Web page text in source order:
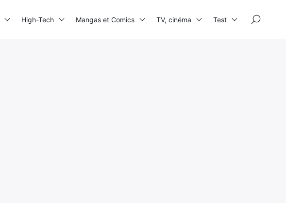
High-Tech Mangas et Comics TV, cinéma Test